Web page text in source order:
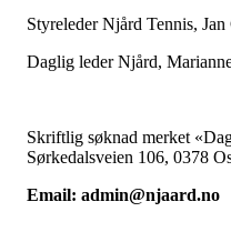
Styreleder Njård Tennis,
Daglig leder Njård,
Skriftlig søknad merket
Sørkedalsveien 106, 0378
Email: admin@njaard.no